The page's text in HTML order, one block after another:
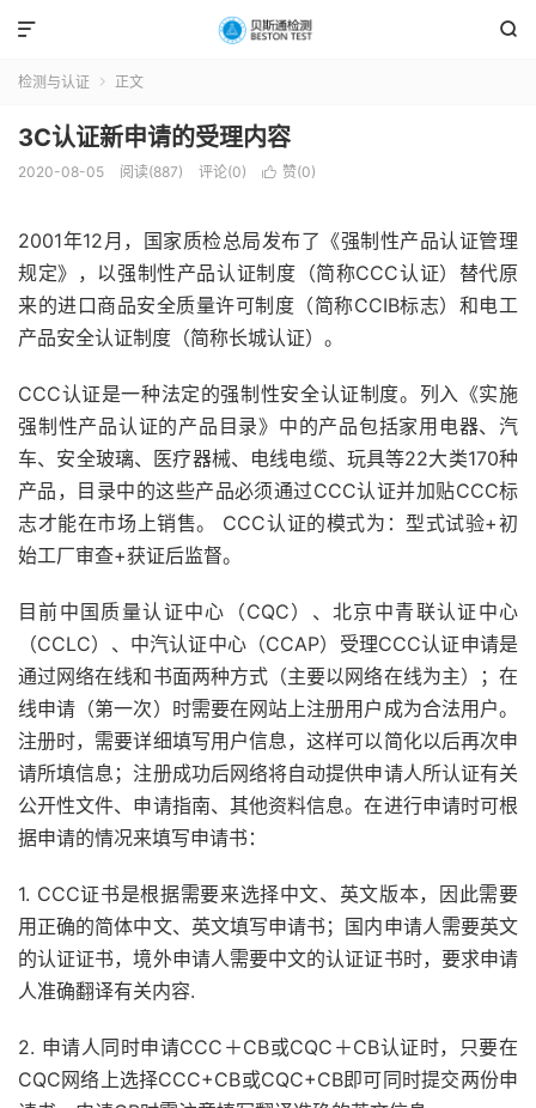


检测与认证  正文
3C认证新申请的受理内容
2020-08-05 阅读(887) 评论(0)  赞(0)
2001年12月，国家质检总局发布了《强制性产品认证管理
规定》，以强制性产品认证制度（简称CCC认证）替代原
来的进口商品安全质量许可制度（简称CCIB标志）和电工
产品安全认证制度（简称长城认证）。
CCC认证是一种法定的强制性安全认证制度。列入《实施
强制性产品认证的产品目录》中的产品包括家用电器、汽
车、安全玻璃、医疗器械、电线电缆、玩具等22大类170种
产品，目录中的这些产品必须通过CCC认证并加贴CCC标
志才能在市场上销售。 CCC认证的模式为：型式试验+初
始工厂审查+获证后监督。
目前中国质量认证中心（CQC）、北京中青联认证中心
（CCLC）、中汽认证中心（CCAP）受理CCC认证申请是
通过网络在线和书面两种方式（主要以网络在线为主）；在
线申请（第一次）时需要在网站上注册用户成为合法用户。
注册时，需要详细填写用户信息，这样可以简化以后再次申
请所填信息；注册成功后网络将自动提供申请人所认证有关
公开性文件、申请指南、其他资料信息。在进行申请时可根
据申请的情况来填写申请书：
1. CCC证书是根据需要来选择中文、英文版本，因此需要
用正确的简体中文、英文填写申请书；国内申请人需要英文
的认证证书，境外申请人需要中文的认证证书时，要求申请
人准确翻译有关内容.
2. 申请人同时申请CCC＋CB或CQC＋CB认证时，只要在
CQC网络上选择CCC+CB或CQC+CB即可同时提交两份申